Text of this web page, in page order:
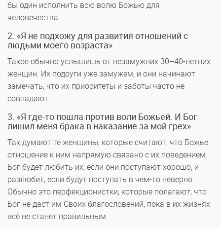
бы один исполнить всю волю Божью для
человечества.
2. «Я не подхожу для развития отношений с
людьми моего возраста»
Такое обычно услышишь от незамужних 30–40-летних
женщин. Их подруги уже замужем, и они начинают
замечать, что их приоритеты и заботы часто не
совпадают.
3. «Я где-то пошла против воли Божьей. И Бог
лишил меня брака в наказание за мой грех»
Так думают те женщины, которые считают, что Божье
отношение к ним напрямую связано с их поведением.
Бог будет любить их, если они поступают хорошо, и
разлюбит, если будут поступать в чем-то неверно.
Обычно это перфекционистки, которые полагают, что
Бог не даст им Своих благословений, пока в их жизнях
всё не станет правильным.